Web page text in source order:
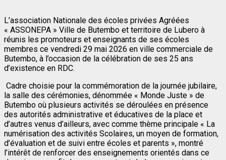
L’association Nationale des écoles privées Agréées
« ASSONEPA » Ville de Butembo et territoire de Lubero à
réunis les promoteurs et enseignants de ses écoles
membres ce vendredi 29 mai 2026 en ville commerciale de
Butembo, à l’occasion de la célébration de ses 25 ans
d’existence en RDC.
Cadre choisie pour la commémoration de la journée jubilaire,
la salle des cérémonies, dénommée « Monde Juste » de
Butembo où plusieurs activités se déroulées en présence
des autorités administrative et éducatives de la place et
d’autres venus d’ailleurs, avec comme thème principale « La
numérisation des activités Scolaires, un moyen de formation,
d’évaluation et de suivi entre écoles et parents », montré
l’intérêt de renforcer des enseignements orientés dans ce